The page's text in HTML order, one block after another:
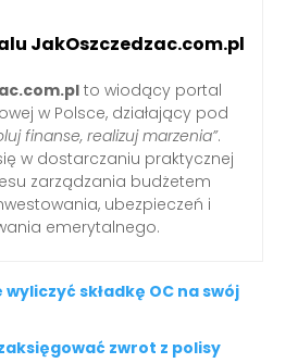
JakOszczedzac.com.pl
to wiodący portal
w Polsce, działający pod
finanse, realizuj marzenia”.
w dostarczaniu praktycznej
zarządzania budżetem
ubezpieczeń i
emerytalnego.
składkę OC na swój
zwrot z polisy